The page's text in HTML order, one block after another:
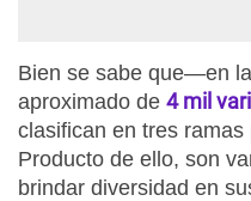
Bien se sabe que—en
aproximado de 4 mil
clasifican en tres ramas
Producto de ello, son
brindar diversidad en